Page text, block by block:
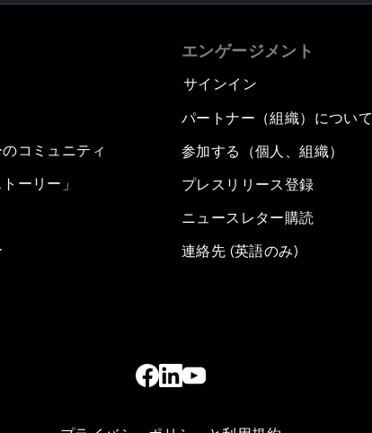
コミュニティ
ーリー」
エンゲージメント
サインイン
パートナー（組織）につい
参加する（個人、組織）
プレスリリース登録
ニュースレター購読
連絡先 (英語のみ)